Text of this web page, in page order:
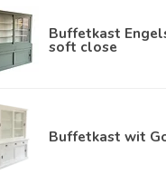
Buffetkast
soft close
Buffetkast wit